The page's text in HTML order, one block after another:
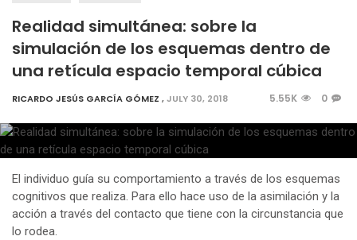
Realidad simultánea: sobre la
simulación de los esquemas dentro de
una retícula espacio temporal cúbica
RICARDO JESÚS GARCÍA GÓMEZ ,JULY 30, 2018 5.55K 0
El individuo guía su comportamiento a través de los esquemas
cognitivos que realiza. Para ello hace uso de la asimilación y la
acción a través del contacto que tiene con la circunstancia que
lo rodea.